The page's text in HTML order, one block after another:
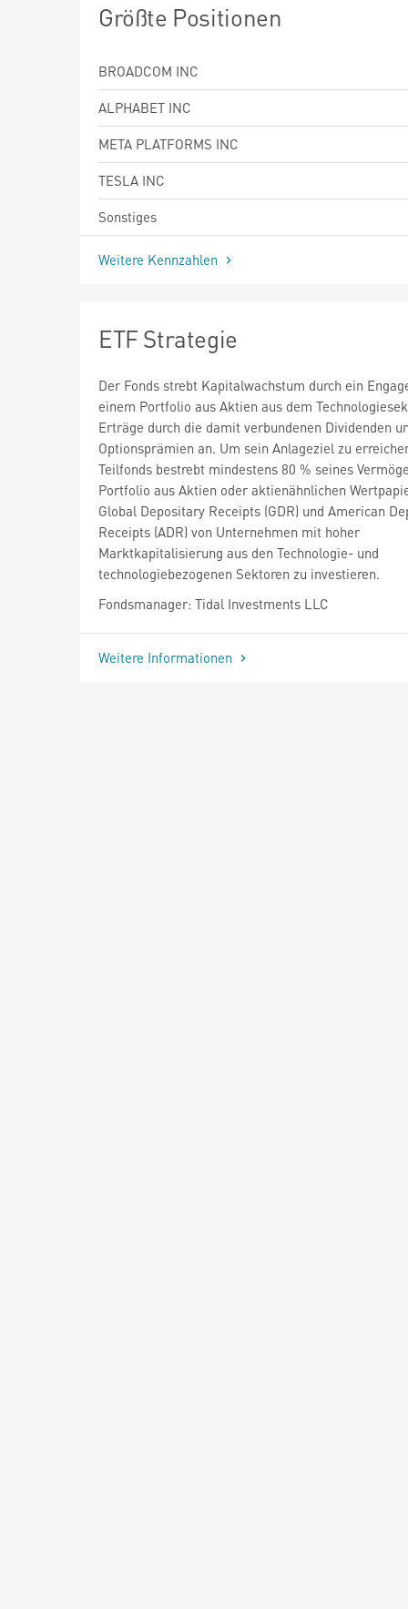
Größte Positionen
BROADCOM INC
ALPHABET INC
META PLATFORMS INC
TESLA INC
Sonstiges
Weitere Kennzahlen
ETF Strategie
Der Fonds strebt Kapitalwachstum durch ein
einem Portfolio aus Aktien aus dem
Erträge durch die damit verbundenen Dividenden
Optionsprämien an. Um sein Anlageziel zu
Teilfonds bestrebt mindestens 80 % seines
Portfolio aus Aktien oder aktienähnlichen
Global Depositary Receipts (GDR) und American
Receipts (ADR) von Unternehmen mit hoher
Marktkapitalisierung aus den Technologie- und
technologiebezogenen Sektoren zu investieren.
Fondsmanager: Tidal Investments LLC
Weitere Informationen